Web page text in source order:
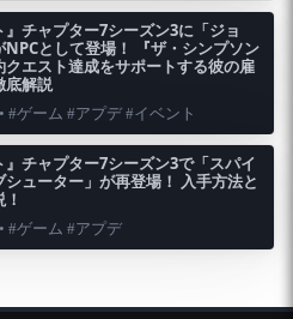
』チャプター7シーズン3に「ジョ
NPCとして登場！ 『ザ・シンプソン
クエスト達成をサポートする彼の雇
底解説
#ゲーム #アプデ #イベント
』チャプター7シーズン3で「スパイ
ューター」が再登場！ 入手方法と
#ゲーム #アプデ